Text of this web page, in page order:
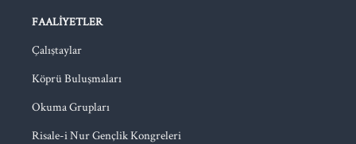
FAALIYETLER
Çalıştaylar
Köprü Buluşmaları
Okuma Grupları
Risale-i Nur Gençlik Kongreleri